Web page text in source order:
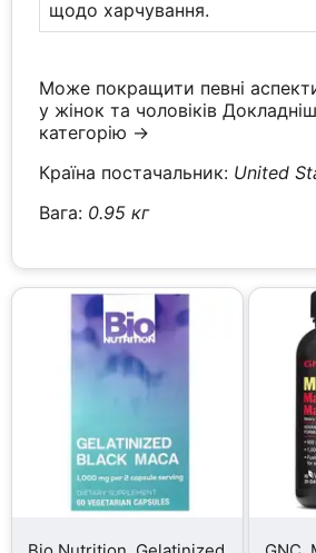
щодо харчування.
Може покращити певні
у жінок та чоловіків
категорію →
Країна постачальник: United
Вага: 0.95 кг